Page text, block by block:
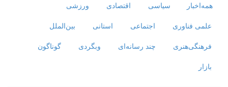
همه‌اخبار سیاسی اقتصادی ورزشی
علمی فناوری اجتماعی استانی بین‌الملل
فرهنگی‌هنری چند رسانه‌ای وبگردی گوناگون
بازار